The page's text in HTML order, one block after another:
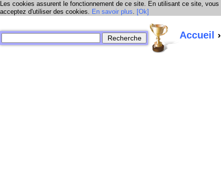
Les cookies assurent le fonctionnement de ce site. En utilisant ce site, vous
acceptez d'utiliser des cookies. En savoir plus. [Ok]
Accueil